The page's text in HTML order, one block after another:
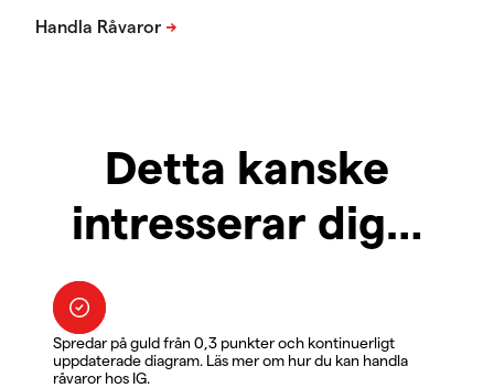
Detta kanske
intresserar dig…
Spredar på guld från 0,3 punkter och kontinuerligt
uppdaterade diagram. Läs mer om hur du kan handla
råvaror hos IG.